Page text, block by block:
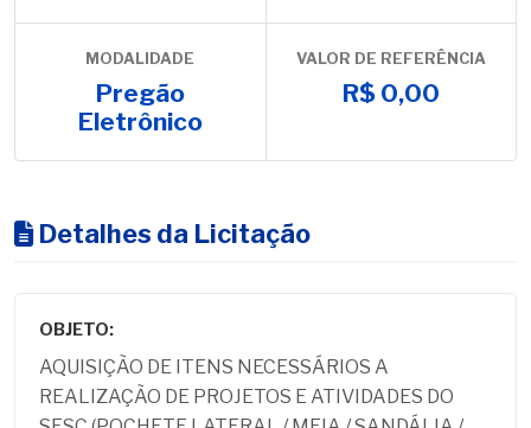
MODALIDADE
Pregão
Eletrônico
VALOR DE REFERÊNCIA
R$ 0,00
Detalhes da Licitação
OBJETO:
AQUISIÇÃO DE ITENS NECESSÁRIOS A
REALIZAÇÃO DE PROJETOS E ATIVIDADES DO